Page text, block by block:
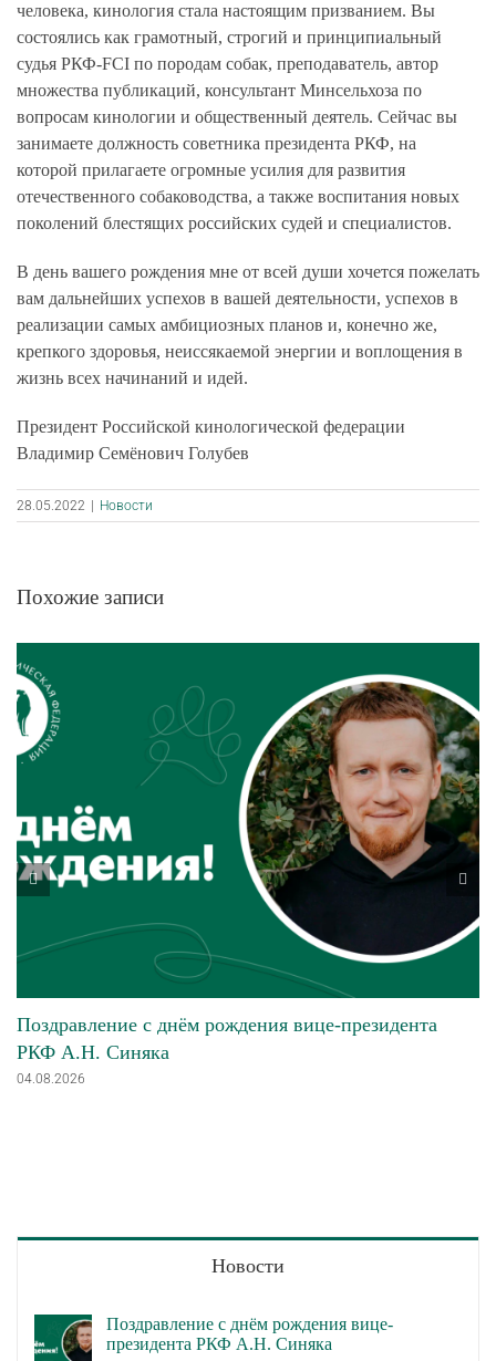
человека, кинология стала настоящим призванием. Вы
состоялись как грамотный, строгий и принципиальный
судья РКФ-FCI по породам собак, преподаватель, автор
множества публикаций, консультант Минсельхоза по
вопросам кинологии и общественный деятель. Сейчас вы
занимаете должность советника президента РКФ, на
которой прилагаете огромные усилия для развития
отечественного собаководства, а также воспитания новых
поколений блестящих российских судей и специалистов.
В день вашего рождения мне от всей души хочется пожелать
вам дальнейших успехов в вашей деятельности, успехов в
реализации самых амбициозных планов и, конечно же,
крепкого здоровья, неиссякаемой энергии и воплощения в
жизнь всех начинаний и идей.
Президент Российской кинологической федерации
Владимир Семёнович Голубев
28.05.2022 Новости
Похожие записи
Поздравление с днём рождения вице-президента
РКФ А.Н. Синяка
04.08.2026
Новости
Поздравление с днём рождения вице-
президента РКФ А.Н. Синяка